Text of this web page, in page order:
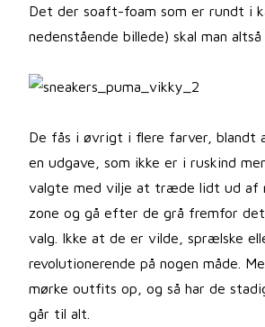
Det der soaft-foam som er rundt i
nedenstående billede) skal man
De fås i øvrigt i flere farver, blandt
en udgave, som ikke er i ruskind
valgte med vilje at træde lidt ud af
zone og gå efter de grå fremfor
valg. Ikke at de er vilde, sprælske
revolutionerende på nogen måde.
mørke outfits op, og så har de
går til alt.